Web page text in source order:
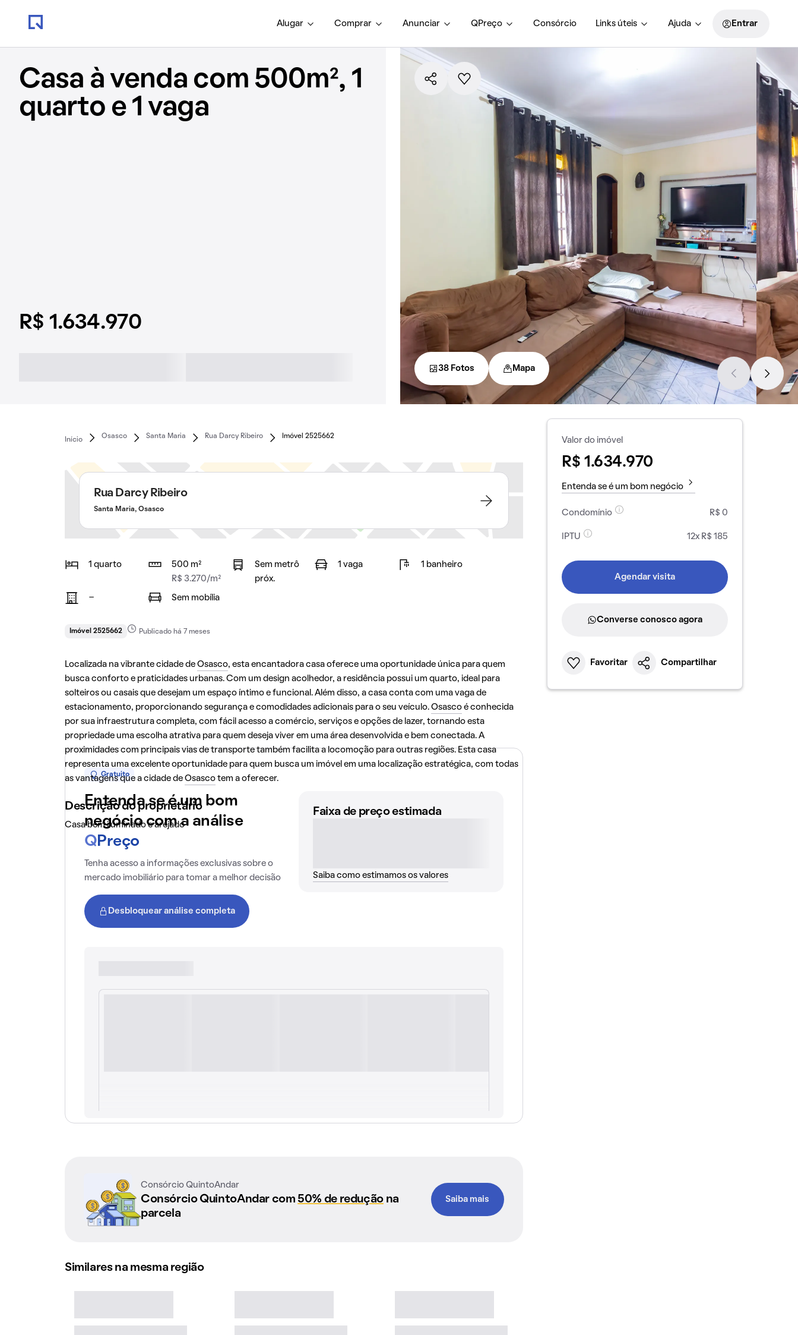
Alugar Comprar Anunciar QPreço Consórcio Links úteis Ajuda Entrar
Casa à venda com 500m², 1
quarto e 1 vaga
R$ 1.634.970
38 Fotos Mapa
Início
Osasco Santa Maria Rua Darcy Ribeiro Imóvel 2525662
Rua Darcy Ribeiro
Santa Maria, Osasco
1 quarto
500 m²
R$ 3.270/m²
Sem metrô
próx.
1 vaga 1 banheiro
- Sem mobília
Imóvel 2525662 Publicado há 7 meses
Localizada na vibrante cidade de Osasco, esta encantadora casa oferece uma oportunidade única para quem
busca conforto e praticidades urbanas. Com um design acolhedor, a residência possui um quarto, ideal para
solteiros ou casais que desejam um espaço íntimo e funcional. Além disso, a casa conta com uma vaga de
estacionamento, proporcionando segurança e comodidades adicionais para o seu veículo. Osascoé conhecida
por sua infraestrutura completa, com fácil acesso a comércio, serviços e opções de lazer, tornando esta
propriedade uma escolha atrativa para quem deseja viver em uma área desenvolvida e bem conectada. A
proximidades com principais vias de transporte também facilita a locomoção para outras regiões. Esta casa
representa uma excelente oportunidade para quem busca um imóvel em uma localização estratégica, com todas
as vantagens que a cidade de Osascotem a oferecer.
Descrição do proprietário
Casa bem iluminado e arejado
Gratuito
Entenda se é um bom
negócio com a análise
Q Preço
Tenha acesso a informações exclusivas sobre o
mercado imobiliário para tomar a melhor decisão
Desbloquear análise completa
Faixa de preço estimada
Saiba como estimamos os valores
Consórcio QuintoAndar
Consórcio QuintoAndar com 50% de reduçãona
parcela
Saiba mais
Similares na mesma região
Valor do imóvel
R$ 1.634.970
Entenda se é um bom negócio
Condomínio R$ 0
IPTU 12x R$ 185
Agendar visita
Converse conosco agora
Favoritar Compartilhar